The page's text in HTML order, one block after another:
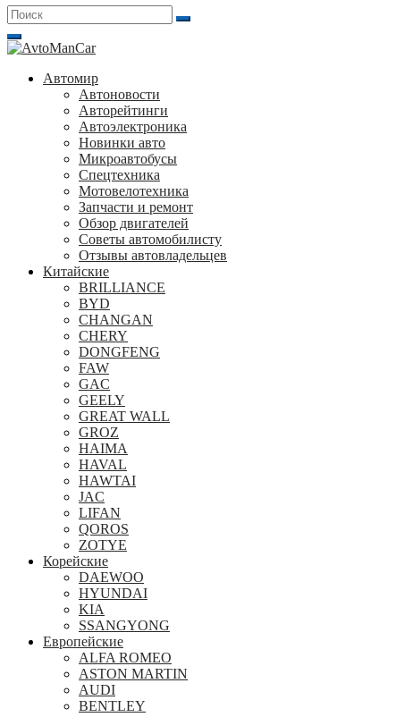
Поиск
для:
Автомир
Автоновости
Авторейтинги
Автоэлектроника
Новинки авто
Микроавтобусы
Спецтехника
Мотовелотехника
Запчасти и ремонт
Обзор двигателей
Советы автомобилисту
Отзывы автовладельцев
Китайские
BRILLIANCE
BYD
CHANGAN
CHERY
DONGFENG
FAW
GAC
GEELY
GREAT WALL
GROZ
HAIMA
HAVAL
HAWTAI
JAC
LIFAN
QOROS
ZOTYE
Корейские
DAEWOO
HYUNDAI
KIA
SSANGYONG
Европейские
ALFA ROMEO
ASTON MARTIN
AUDI
BENTLEY